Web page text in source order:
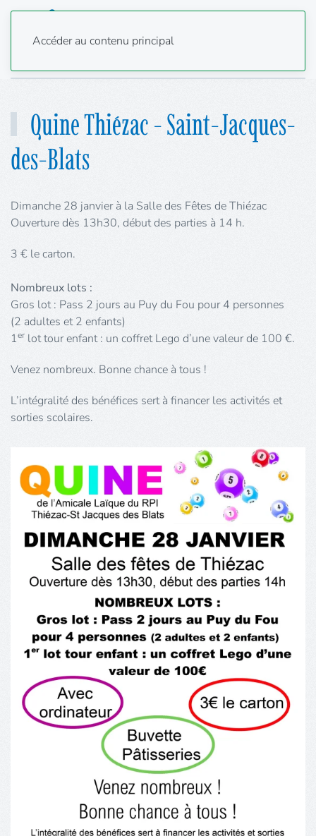
Accéder au contenu principal
Quine Thiézac - Saint-Jacques-
des-Blats
Dimanche 28 janvier à la Salle des Fêtes de Thiézac
Ouverture dès 13h30, début des parties à 14 h.
3 € le carton.
Nombreux lots :
Gros lot : Pass 2 jours au Puy du Fou pour 4 personnes
(2 adultes et 2 enfants)
1er lot tour enfant : un coffret Lego d’une valeur de 100 €.
Venez nombreux. Bonne chance à tous !
L’intégralité des bénéfices sert à financer les activités et
sorties scolaires.